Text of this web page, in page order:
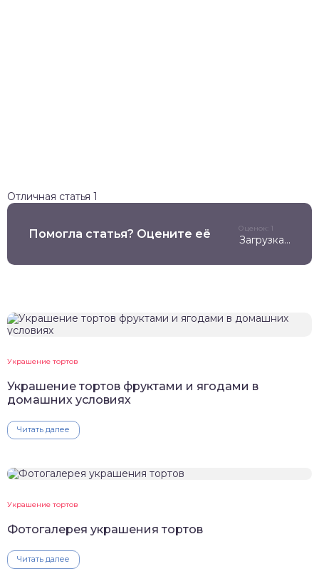
Отличная статья 1
Помогла статья? Оцените её Оценок: 1
Загрузка...
Украшение тортов
Украшение тортов фруктами и ягодами в
домашних условиях
Читать далее
Украшение тортов
Фотогалерея украшения тортов
Читать далее